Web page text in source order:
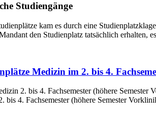
Studiengänge
kam es durch eine
den Studienplatz tatsächlich
Medizin im 2. bis 4.
bis 4. Fachsemester (höhere Semester